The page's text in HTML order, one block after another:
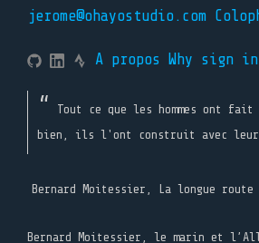
jerome@ohayostudio.com
A propos Why sign
Tout ce que les hommes ont fait
bien, ils l'ont construit avec
Bernard Moitessier, La longue route
Bernard Moitessier, le marin et